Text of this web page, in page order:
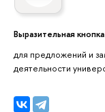
Выразительная кнопка
для предложений и
деятельности